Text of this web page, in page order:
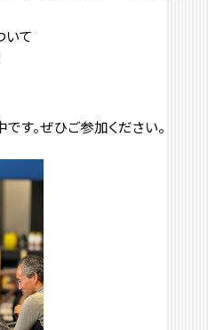
いて
す。ぜひご参加ください。